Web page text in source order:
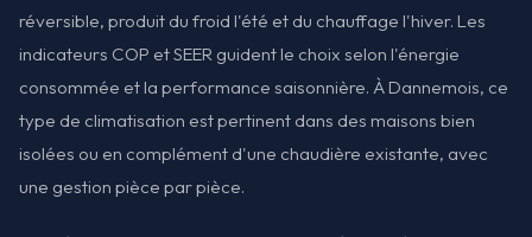
réversible, produit du froid l'été et du chauffage l'hiver. Les
indicateurs COP et SEER guident le choix selon l'énergie
consommée et la performance saisonnière. À Dannemois, ce
type de climatisation est pertinent dans des maisons bien
isolées ou en complément d'une chaudière existante, avec
une gestion pièce par pièce.